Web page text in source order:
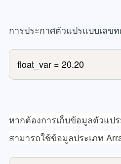
การประกาศตัวแปรแบบเลข
float_var = 20.20
หากต้องการเก็บข้อมูลตัวแป
สามารถใช้ข้อมูลประเภท